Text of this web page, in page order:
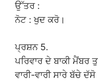
ਉੱਤਰ :
ਨੋਟ : ਖੁਦ ਕਰੋ।
ਪ੍ਰਸ਼ਨ 5.
ਪਰਿਵਾਰ ਦੇ ਬਾਕੀ ਮੈਂਬਰ
ਵਾਰੀ-ਵਾਰੀ ਸਾਰੇ ਬੱਚੇ ਦੱਸੋ